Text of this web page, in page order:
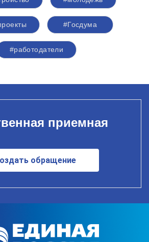
#Госдума
#работодатели
приемная
обращение